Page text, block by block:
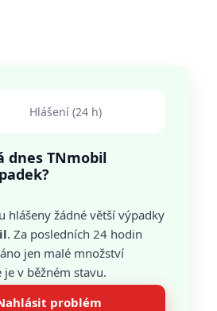
Hlášení (24 h)
dnes TNmobil
hlášeny žádné větší výpadky
. Za posledních 24 hodin
jen malé množství
je v běžném stavu.
problém